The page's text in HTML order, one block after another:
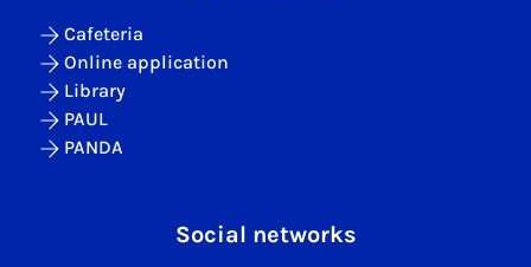
Cafeteria
Online application
Library
PAUL
PANDA
Social networks